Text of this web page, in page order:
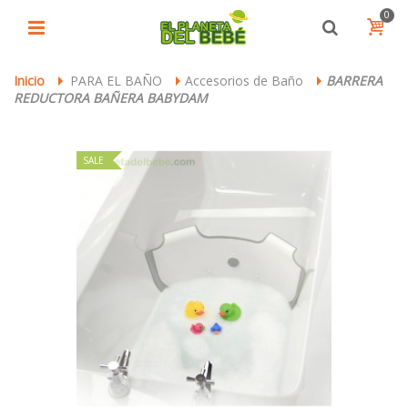
0
Inicio > PARA EL BAÑO > Accesorios de Baño > BARRERA
REDUCTORA BAÑERA BABYDAM
SALE